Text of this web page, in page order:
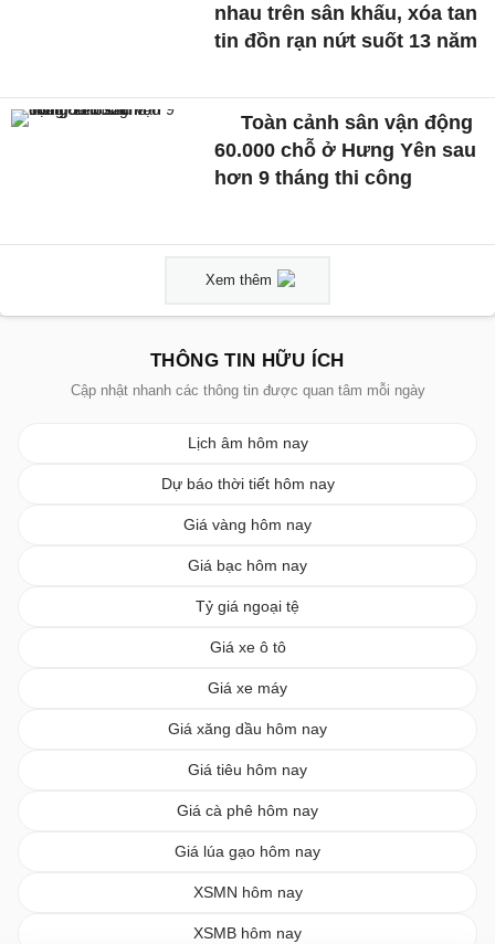
nhau trên sân khấu, xóa tan
tin đồn rạn nứt suốt 13 năm
Toàn cảnh sân vận động
60.000 chỗ ở Hưng Yên sau
hơn 9 tháng thi công
Xem thêm
THÔNG TIN HỮU ÍCH
Cập nhật nhanh các thông tin được quan tâm mỗi ngày
Lịch âm hôm nay
Dự báo thời tiết hôm nay
Giá vàng hôm nay
Giá bạc hôm nay
Tỷ giá ngoại tệ
Giá xe ô tô
Giá xe máy
Giá xăng dầu hôm nay
Giá tiêu hôm nay
Giá cà phê hôm nay
Giá lúa gạo hôm nay
XSMN hôm nay
XSMB hôm nay